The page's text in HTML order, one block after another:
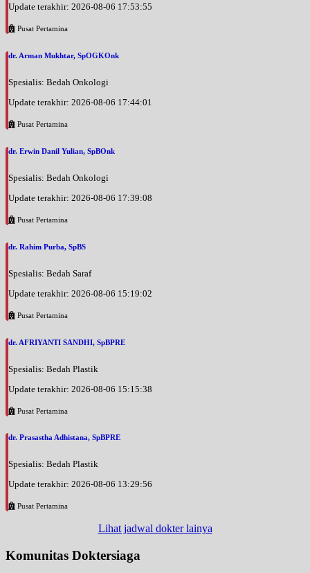
Update terakhir: 2026-08-06 17:53:55
Pusat Pertamina
dr. Arman Mukhtar, SpOGKOnk
Spesialis: Bedah Onkologi
Update terakhir: 2026-08-06 17:44:01
Pusat Pertamina
dr. Erwin Danil Yulian, SpBOnk
Spesialis: Bedah Onkologi
Update terakhir: 2026-08-06 17:39:08
Pusat Pertamina
dr. Rahim Purba, SpBS
Spesialis: Bedah Saraf
Update terakhir: 2026-08-06 15:19:02
Pusat Pertamina
dr. AFRIYANTI SANDHI, SpBPRE
Spesialis: Bedah Plastik
Update terakhir: 2026-08-06 15:15:38
Pusat Pertamina
dr. Prasastha Adhistana, SpBPRE
Spesialis: Bedah Plastik
Update terakhir: 2026-08-06 13:29:56
Pusat Pertamina
Lihat jadwal dokter lainya
Komunitas Doktersiaga